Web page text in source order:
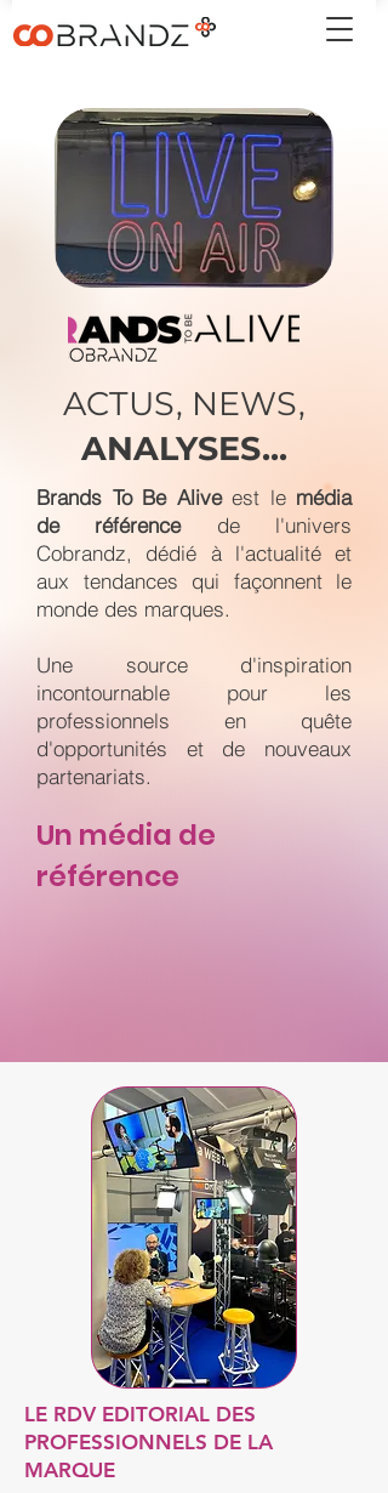
ACTUS, NEWS,
ANALYSES...
Brands To Be Aliveest le média
de référencede l'univers
Cobrandz, dédié à l'actualité et
aux tendances qui façonnent le
monde des marques.
Une source d'inspiration
incontournable pour les
professionnels en quête
d'opportunités et de nouveaux
partenariats.
Un média de
référence
LE RDV EDITORIAL DES
PROFESSIONNELS DE LA
MARQUE